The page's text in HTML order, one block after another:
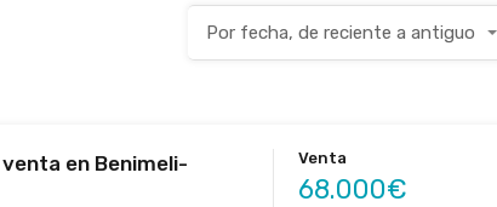
Por fecha, de reciente a antiguo
en Benimeli- Venta
68.000€